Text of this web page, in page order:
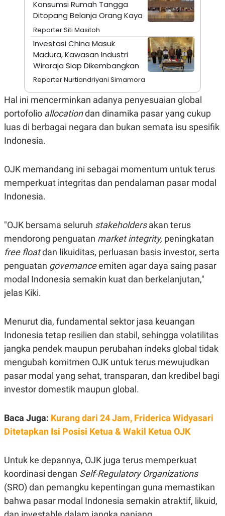
N
L
S
A
KANAL
S
A
T
D
T
A
A
G
E
S
K
O
A
T
V
I
U
JARINGAN
T
A
N
A
E
M
Y
S
S
R
E
S
E
.
I
Konsumsi Rumah Tangga
Ditopang Belanja Orang Kaya
Reporter Siti Masitoh
Investasi China Masuk
Madura, Kawasan Industri
Wiraraja Siap Dikembangkan
Reporter Nurtiandriyani Simamora
Hal ini mencerminkan adanya penyesuaian global
portofolio allocationdan dinamika pasar yang cukup
luas di berbagai negara dan bukan semata isu spesifik
Indonesia.
OJK memandang ini sebagai momentum untuk terus
memperkuat integritas dan pendalaman pasar modal
Indonesia.
"OJK bersama seluruh stakeholders akan terus
mendorong penguatan market integrity, peningkatan
free floatdan likuiditas, perluasan basis investor, serta
penguatan governanceemiten agar daya saing pasar
modal Indonesia semakin kuat dan berkelanjutan,"
jelas Kiki.
Menurut dia, fundamental sektor jasa keuangan
Indonesia tetap resilien dan stabil, sehingga volatilitas
jangka pendek maupun perubahan indeks global tidak
mengubah komitmen OJK untuk terus mewujudkan
pasar modal yang sehat, transparan, dan kredibel bagi
investor domestik maupun global.
Baca Juga: Kurang dari 24 Jam, Friderica Widyasari
Ditetapkan Isi Posisi Ketua & Wakil Ketua OJK
Untuk ke depannya, OJK juga terus memperkuat
koordinasi dengan Self-Regulatory Organizations
(SRO) dan pemangku kepentingan guna memastikan
bahwa pasar modal Indonesia semakin atraktif, likuid,